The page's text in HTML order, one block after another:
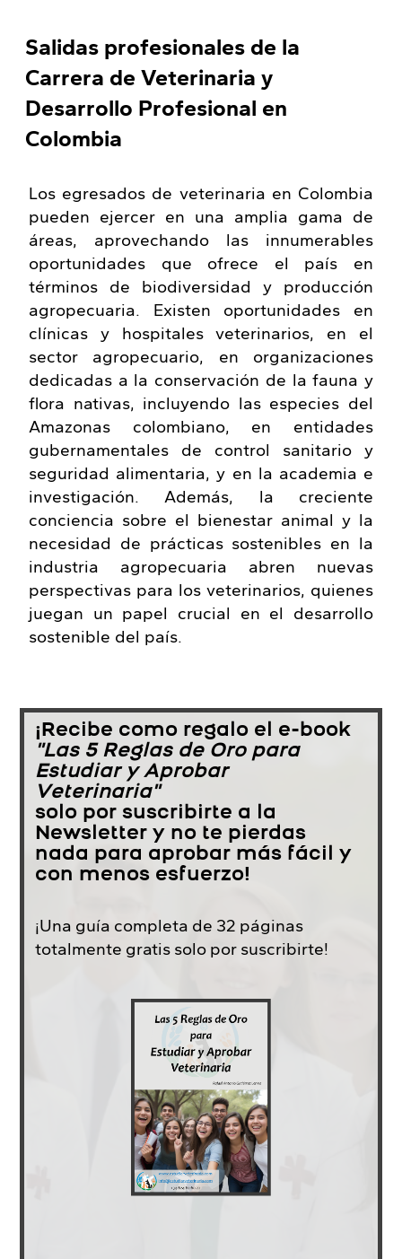
Salidas profesionales de la
Carrera de Veterinaria y
Desarrollo Profesional en
Colombia
Los egresados de veterinaria en Colombia
pueden ejercer en una amplia gama de
áreas, aprovechando las innumerables
oportunidades que ofrece el país en
términos de biodiversidad y producción
agropecuaria. Existen oportunidades en
clínicas y hospitales veterinarios, en el
sector agropecuario, en organizaciones
dedicadas a la conservación de la fauna y
flora nativas, incluyendo las especies del
Amazonas colombiano, en entidades
gubernamentales de control sanitario y
seguridad alimentaria, y en la academia e
investigación. Además, la creciente
conciencia sobre el bienestar animal y la
necesidad de prácticas sostenibles en la
industria agropecuaria abren nuevas
perspectivas para los veterinarios, quienes
juegan un papel crucial en el desarrollo
sostenible del país.
¡Recibe como regalo el e-book
"Las 5 Reglas de Oro para
Estudiar y Aprobar
Veterinaria"
solo por suscribirte a la
Newsletter y no te pierdas
nada para aprobar más fácil y
con menos esfuerzo!
¡Una guía completa de 32 páginas
totalmente gratis solo por suscribirte!